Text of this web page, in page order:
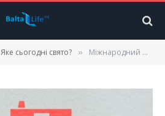
Яке сьогодні свято? » Міжнародний день медичного транспорту